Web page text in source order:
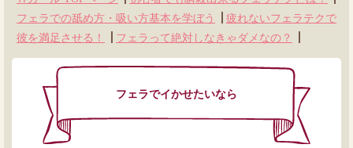
フェラでの舐め方・吸い方基本を学ぼう
疲れないフェラテクで
彼を満足させる！
フェラって絶対しなきゃダメなの？
フェラでイかせたいなら